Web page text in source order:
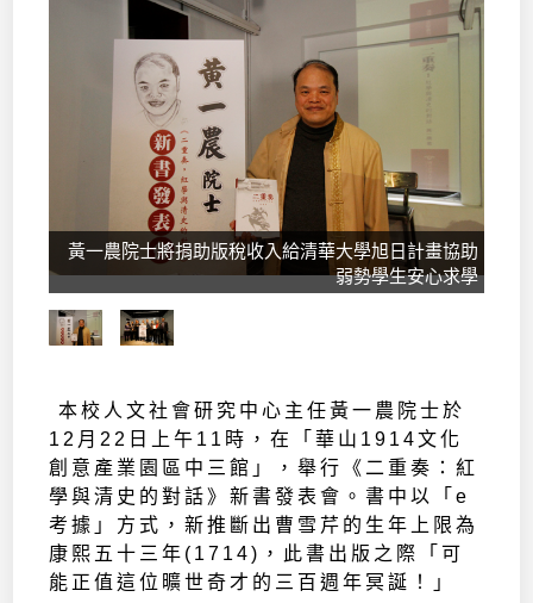
黃一農院士將捐助版稅收入給清華大學旭日計畫協助
弱勢學生安心求學
本校人文社會研究中心主任黃一農院士於
12月22日上午11時，在「華山1914文化
創意產業園區中三館」，舉行《二重奏：紅
學與清史的對話》新書發表會。書中以「e
考據」方式，新推斷出曹雪芹的生年上限為
康熙五十三年(1714)，此書出版之際「可
能正值這位曠世奇才的三百週年冥誕！」